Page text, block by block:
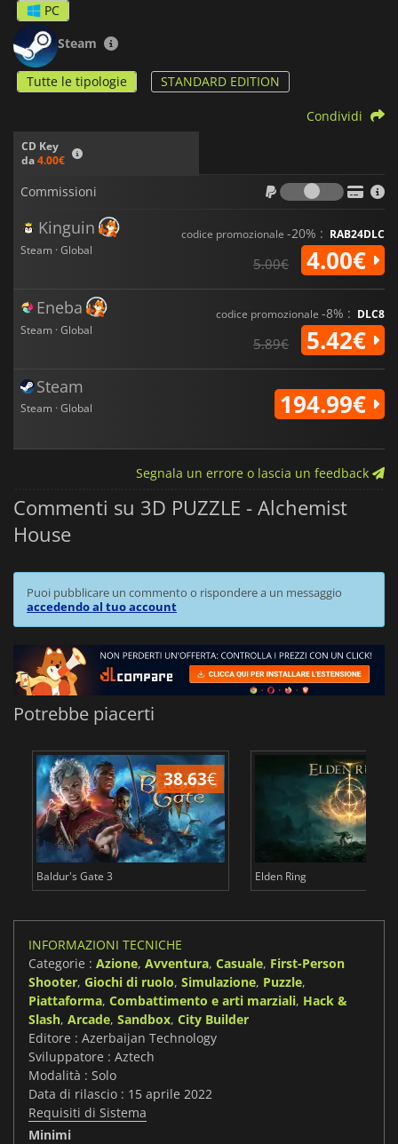
PC
Steam
Tutte le tipologie STANDARD EDITION
CD Key
da4.00€
Condividi
Commissioni
Kinguin
Steam · Global
codice promozionale -20% : RAB24DLC
5.00€ 4.00€
Eneba
Steam · Global
codice promozionale -8% : DLC8
5.89€ 5.42€
Steam
Steam · Global 194.99€
Segnala un errore o lascia un feedback
Commenti su 3D PUZZLE - Alchemist
House
Puoi pubblicare un commento o rispondere a un messaggio
accedendo al tuo account
Potrebbe piacerti
38.63€
Baldur's Gate 3 Elden Ring
INFORMAZIONI TECNICHE
Categorie : Azione, Avventura, Casuale, First-Person
Shooter, Giochi di ruolo, Simulazione, Puzzle,
Piattaforma, Combattimento e arti marziali, Hack &
Slash, Arcade, Sandbox, City Builder
Editore : Azerbaijan Technology
Sviluppatore : Aztech
Modalità : Solo
Data di rilascio : 15 aprile 2022
Requisiti di Sistema
Minimi